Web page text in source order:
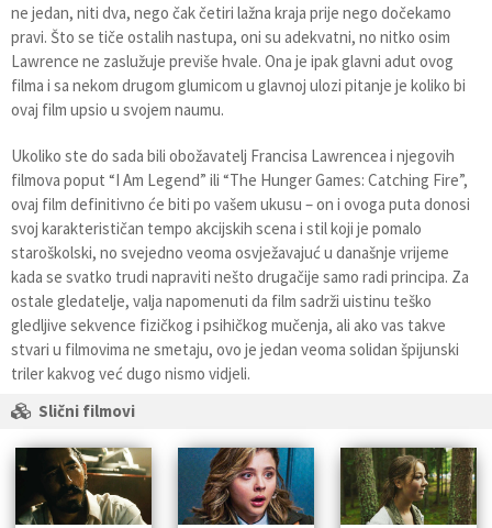
ne jedan, niti dva, nego čak četiri lažna kraja prije nego dočekamo
pravi. Što se tiče ostalih nastupa, oni su adekvatni, no nitko osim
Lawrence ne zaslužuje previše hvale. Ona je ipak glavni adut ovog
filma i sa nekom drugom glumicom u glavnoj ulozi pitanje je koliko bi
ovaj film upsio u svojem naumu.
Ukoliko ste do sada bili obožavatelj Francisa Lawrencea i njegovih
filmova poput “I Am Legend” ili “The Hunger Games: Catching Fire”,
ovaj film definitivno će biti po vašem ukusu – on i ovoga puta donosi
svoj karakterističan tempo akcijskih scena i stil koji je pomalo
staroškolski, no svejedno veoma osvježavajuć u današnje vrijeme
kada se svatko trudi napraviti nešto drugačije samo radi principa. Za
ostale gledatelje, valja napomenuti da film sadrži uistinu teško
gledljive sekvence fizičkog i psihičkog mučenja, ali ako vas takve
stvari u filmovima ne smetaju, ovo je jedan veoma solidan špijunski
triler kakvog već dugo nismo vidjeli.
Slični filmovi